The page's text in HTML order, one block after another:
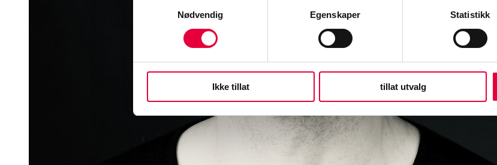
Nødvendig
Egenskaper Statistikk
Ikke tillat tillat utvalg